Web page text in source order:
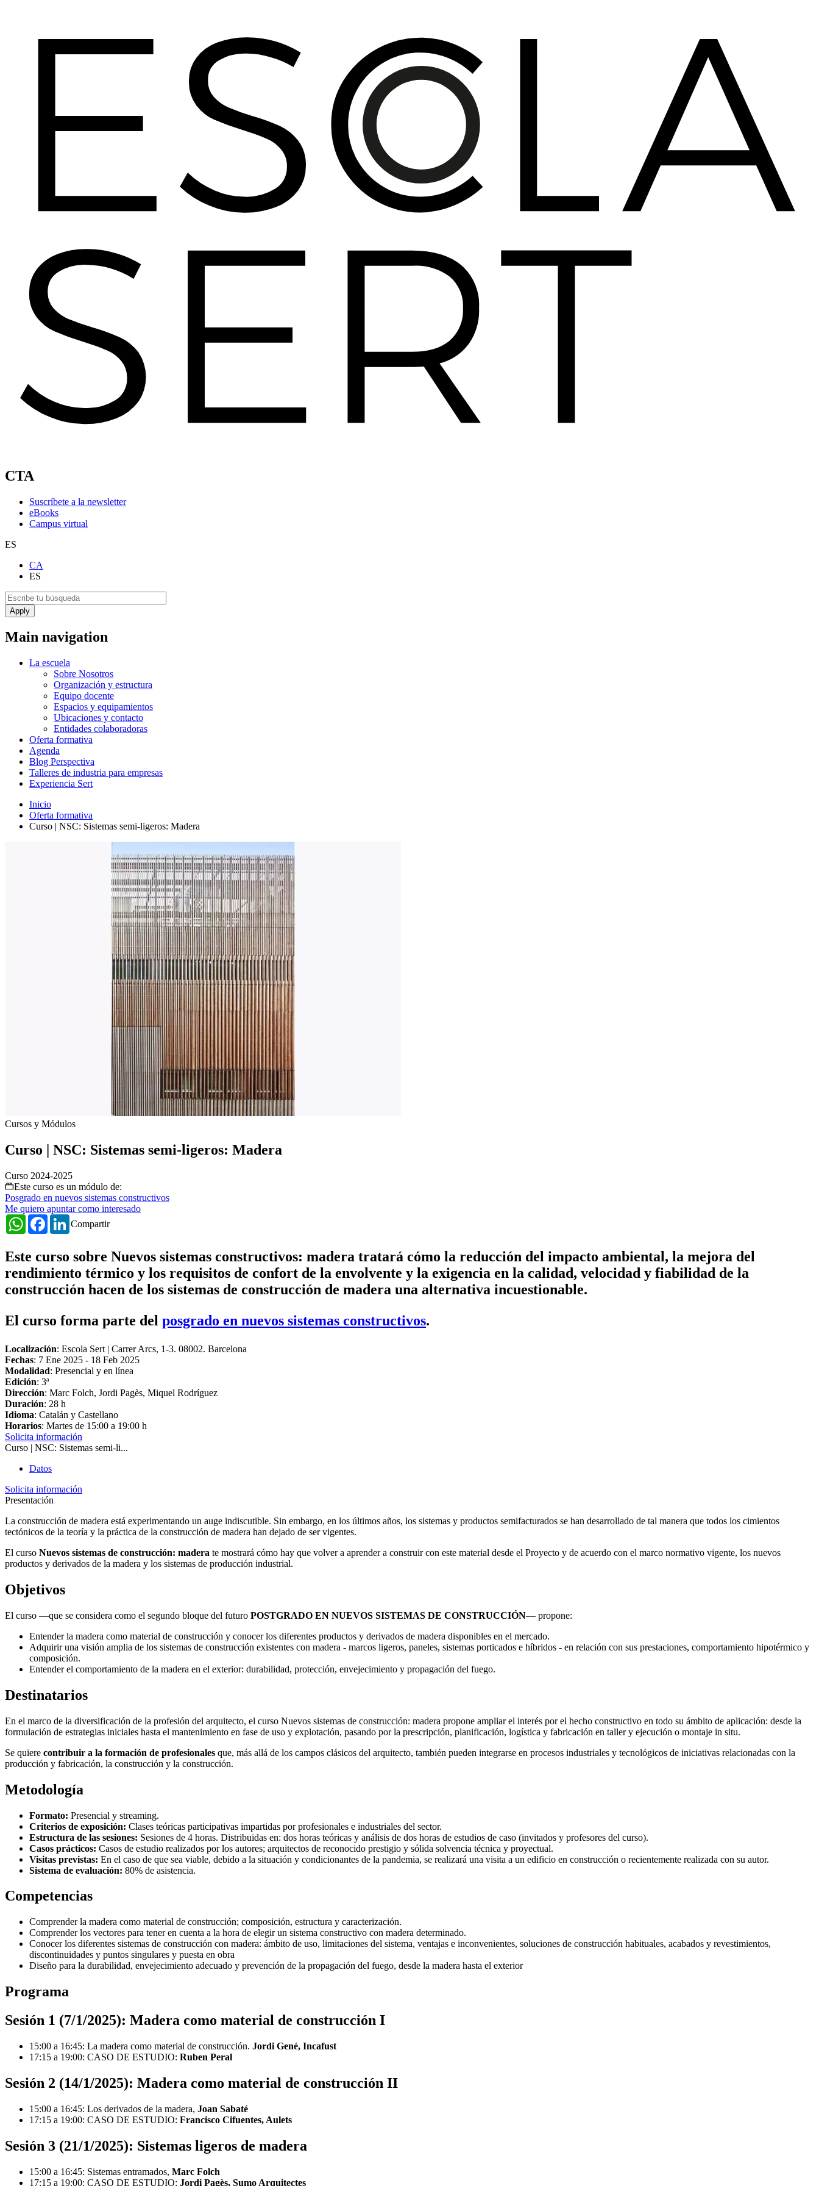
CTA
Suscríbete a la newsletter
eBooks
Campus virtual
ES
CA
ES
Main navigation
La escuela
Sobre Nosotros
Organización y estructura
Equipo docente
Espacios y equipamientos
Ubicaciones y contacto
Entidades colaboradoras
Oferta formativa
Agenda
Blog Perspectiva
Talleres de industria para empresas
Experiencia Sert
Inicio
Oferta formativa
Curso | NSC: Sistemas semi-ligeros: Madera
Cursos y Módulos
Curso | NSC: Sistemas semi-ligeros: Madera
Curso 2024-2025
Este curso es un módulo de:
Posgrado en nuevos sistemas constructivos
Me quiero apuntar como interesado
Compartir
WhatsAppFacebookLinkedIn
Este curso sobre Nuevos sistemas constructivos: madera tratará cómo la reducción del impacto ambiental, la mejora del
rendimiento térmico y los requisitos de confort de la envolvente y la exigencia en la calidad, velocidad y fiabilidad de la
construcción hacen de los sistemas de construcción de madera una alternativa incuestionable.
El curso forma parte del posgrado en nuevos sistemas constructivos.
Localización: Escola Sert | Carrer Arcs, 1-3. 08002. Barcelona
Fechas: 7 Ene 2025 - 18 Feb 2025
Modalidad: Presencial y en línea
Edición: 3ª
Dirección: Marc Folch, Jordi Pagès, Miquel Rodríguez
Duración: 28 h
Idioma: Catalán y Castellano
Horarios: Martes de 15:00 a 19:00 h
Solicita información
Curso | NSC: Sistemas semi-li...
Datos
Solicita información
Presentación
La construcción de madera está experimentando un auge indiscutible. Sin embargo, en los últimos años, los sistemas y productos semifacturados se han desarrollado de tal manera que todos los cimientos
tectónicos de la teoría y la práctica de la construcción de madera han dejado de ser vigentes.
El curso Nuevos sistemas de construcción: madera te mostrará cómo hay que volver a aprender a construir con este material desde el Proyecto y de acuerdo con el marco normativo vigente, los nuevos
productos y derivados de la madera y los sistemas de producción industrial.
Objetivos
El curso —que se considera como el segundo bloque del futuro POSTGRADO EN NUEVOS SISTEMAS DE CONSTRUCCIÓN— propone:
Entender la madera como material de construcción y conocer los diferentes productos y derivados de madera disponibles en el mercado.
Adquirir una visión amplia de los sistemas de construcción existentes con madera - marcos ligeros, paneles, sistemas porticados e híbridos - en relación con sus prestaciones, comportamiento hipotérmico y
composición.
Entender el comportamiento de la madera en el exterior: durabilidad, protección, envejecimiento y propagación del fuego.
Destinatarios
En el marco de la diversificación de la profesión del arquitecto, el curso Nuevos sistemas de construcción: madera propone ampliar el interés por el hecho constructivo en todo su ámbito de aplicación: desde la
formulación de estrategias iniciales hasta el mantenimiento en fase de uso y explotación, pasando por la prescripción, planificación, logística y fabricación en taller y ejecución o montaje in situ.
Se quiere contribuir a la formación de profesionales que, más allá de los campos clásicos del arquitecto, también pueden integrarse en procesos industriales y tecnológicos de iniciativas relacionadas con la
producción y fabricación, la construcción y la construcción.
Metodología
Formato: Presencial y streaming.
Criterios de exposición: Clases teóricas participativas impartidas por profesionales e industriales del sector.
Estructura de las sesiones: Sesiones de 4 horas. Distribuidas en: dos horas teóricas y análisis de dos horas de estudios de caso (invitados y profesores del curso).
Casos prácticos: Casos de estudio realizados por los autores; arquitectos de reconocido prestigio y sólida solvencia técnica y proyectual.
Visitas previstas: En el caso de que sea viable, debido a la situación y condicionantes de la pandemia, se realizará una visita a un edificio en construcción o recientemente realizada con su autor.
Sistema de evaluación: 80% de asistencia.
Competencias
Comprender la madera como material de construcción; composición, estructura y caracterización.
Comprender los vectores para tener en cuenta a la hora de elegir un sistema constructivo con madera determinado.
Conocer los diferentes sistemas de construcción con madera: ámbito de uso, limitaciones del sistema, ventajas e inconvenientes, soluciones de construcción habituales, acabados y revestimientos,
discontinuidades y puntos singulares y puesta en obra
Diseño para la durabilidad, envejecimiento adecuado y prevención de la propagación del fuego, desde la madera hasta el exterior
Programa
Sesión 1 (7/1/2025): Madera como material de construcción I
15:00 a 16:45: La madera como material de construcción. Jordi Gené, Incafust
17:15 a 19:00: CASO DE ESTUDIO: Ruben Peral
Sesión 2 (14/1/2025): Madera como material de construcción II
15:00 a 16:45: Los derivados de la madera, Joan Sabaté
17:15 a 19:00: CASO DE ESTUDIO: Francisco Cifuentes, Aulets
Sesión 3 (21/1/2025): Sistemas ligeros de madera
15:00 a 16:45: Sistemas entramados, Marc Folch
17:15 a 19:00: CASO DE ESTUDIO: Jordi Pagès, Sumo Arquitectes